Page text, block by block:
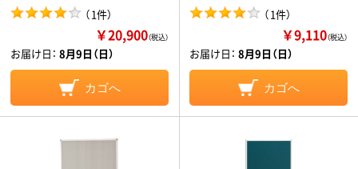
（1件）
￥20,900（税込）
お届け日： 8月9日（日）
カゴへ
（1件）
￥9,110（税込）
お届け日： 8月9日（日）
カゴへ